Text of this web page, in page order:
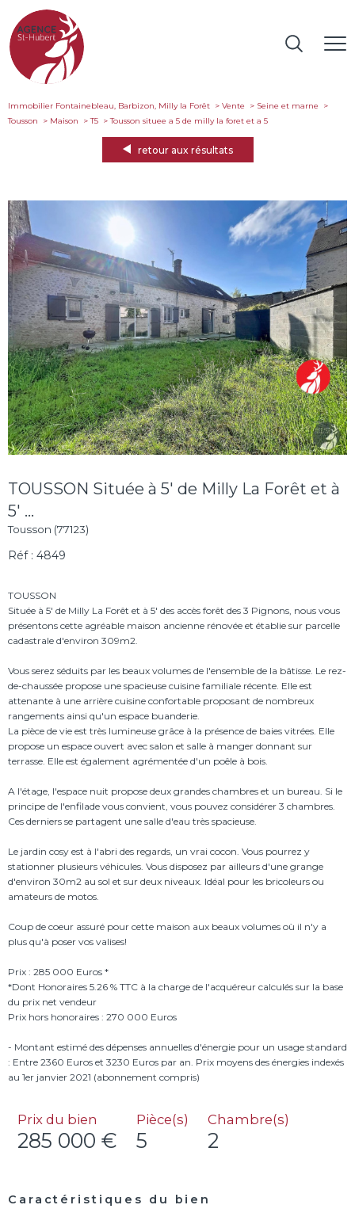
Immobilier Fontainebleau, Barbizon, Milly la Forêt Vente
Seine et marne
Tousson
Maison T5 tousson situee a 5 de milly la foret et a 5
retour aux résultats
TOUSSON Située à 5' de Milly La Forêt et à
5' ...
Tousson (77123)
Réf : 4849
TOUSSON
Située à 5' de Milly La Forêt et à 5' des accès forêt des 3 Pignons, nous vous
présentons cette agréable maison ancienne rénovée et établie sur parcelle
cadastrale d'environ 309m2.
Vous serez séduits par les beaux volumes de l'ensemble de la bâtisse. Le rez-
de-chaussée propose une spacieuse cuisine familiale récente. Elle est
attenante à une arrière cuisine confortable proposant de nombreux
rangements ainsi qu'un espace buanderie.
La pièce de vie est très lumineuse grâce à la présence de baies vitrées. Elle
propose un espace ouvert avec salon et salle à manger donnant sur
terrasse. Elle est également agrémentée d'un poêle à bois.
A l'étage, l'espace nuit propose deux grandes chambres et un bureau. Si le
principe de l'enfilade vous convient, vous pouvez considérer 3 chambres.
Ces derniers se partagent une salle d'eau très spacieuse.
Le jardin cosy est à l'abri des regards, un vrai cocon. Vous pourrez y
stationner plusieurs véhicules. Vous disposez par ailleurs d'une grange
d'environ 30m2 au sol et sur deux niveaux. Idéal pour les bricoleurs ou
amateurs de motos.
Coup de coeur assuré pour cette maison aux beaux volumes où il n'y a
plus qu'à poser vos valises!
Prix : 285 000 Euros *
*Dont Honoraires 5.26 % TTC à la charge de l'acquéreur calculés sur la base
du prix net vendeur
Prix hors honoraires : 270 000 Euros
- Montant estimé des dépenses annuelles d'énergie pour un usage standard
: Entre 2360 Euros et 3230 Euros par an. Prix moyens des énergies indexés
Prix du bien
285 000 €
Pièce(s)
5
Chambre(s)
2
Caractéristiques du bien